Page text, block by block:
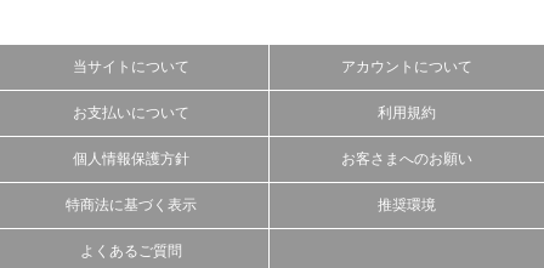
当サイトについて アカウントについて
お支払いについて 利用規約
個人情報保護方針 お客さまへのお願い
特商法に基づく表示 推奨環境
よくあるご質問